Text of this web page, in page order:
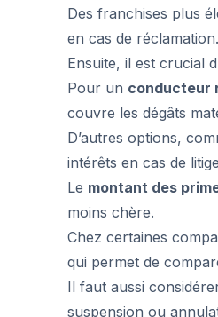
Des franchises plus
en cas de réclamation.
Ensuite, il est crucial
Pour un conducteur
couvre les dégâts
D’autres options,
intérêts en cas de
Le montant des
moins chère.
Chez certaines
qui permet de
Il faut aussi
suspension ou